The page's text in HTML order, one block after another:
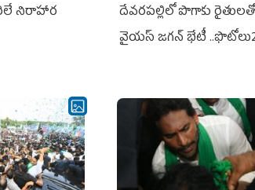
నిరాహార
దేవరపల్లిలో పొగాకు రైతులతో
వైయస్ జగన్ భేటీ